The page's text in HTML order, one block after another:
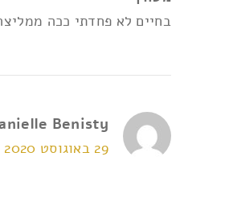
אני מאשר/ת את
בחיים לא פחדתי ככה
Benisty
29 באוגוסט 2020 בשעה 19:34